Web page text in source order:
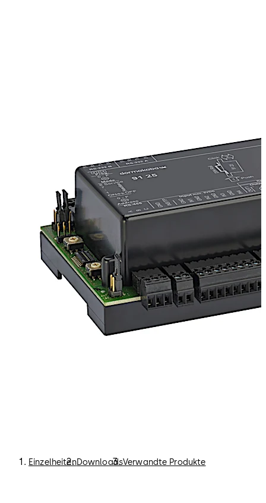
EinzelheitenDownloadsVerwandte Produkte